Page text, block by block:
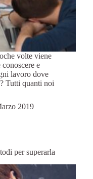
volte viene
e
lavoro dove
Tutti quanti noi
2019
per superarla